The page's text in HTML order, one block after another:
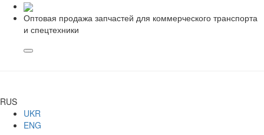
Оптовая продажа запчастей для коммерческого транспорта
и спецтехники
RUS
UKR
ENG